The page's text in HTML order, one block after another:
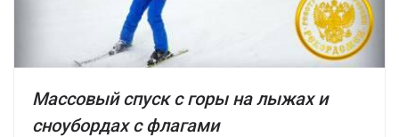
Массовый спуск с горы на лыжах и
сноубордах с флагами